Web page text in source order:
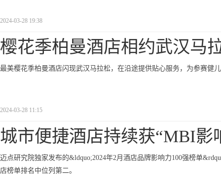
2024-03-28 19:38
樱花季柏曼酒店相约武汉马
最美樱花季柏曼酒店闪现武汉马拉松，在沿途提供贴心服务，为参赛健
2024-03-28 11:15
城市便捷酒店持续获“MBI影
迈点研究院独家发布的&ldquo;2024年2月酒店品牌影响力100强榜单
店榜单排名中位列第二。